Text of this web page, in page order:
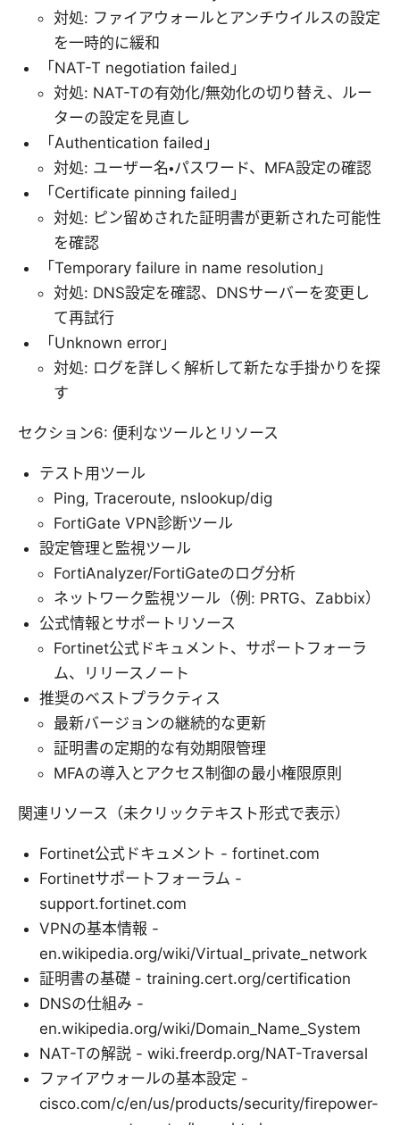
対処: ファイアウォールとアンチウイルスの設定
を一時的に緩和
「NAT-T negotiation failed」
対処: NAT-Tの有効化/無効化の切り替え、ルー
ターの設定を見直し
「Authentication failed」
対処: ユーザー名・パスワード、MFA設定の確認
「Certificate pinning failed」
対処: ピン留めされた証明書が更新された可能性
を確認
「Temporary failure in name resolution」
対処: DNS設定を確認、DNSサーバーを変更し
て再試行
「Unknown error」
対処: ログを詳しく解析して新たな手掛かりを探
す
セクション6: 便利なツールとリソース
テスト用ツール
Ping, Traceroute, nslookup/dig
FortiGate VPN診断ツール
設定管理と監視ツール
FortiAnalyzer/FortiGateのログ分析
ネットワーク監視ツール（例: PRTG、Zabbix）
公式情報とサポートリソース
Fortinet公式ドキュメント、サポートフォーラ
ム、リリースノート
推奨のベストプラクティス
最新バージョンの継続的な更新
証明書の定期的な有効期限管理
MFAの導入とアクセス制御の最小権限原則
関連リソース（未クリックテキスト形式で表示）
Fortinet公式ドキュメント - fortinet.com
Fortinetサポートフォーラム -
support.fortinet.com
VPNの基本情報 -
en.wikipedia.org/wiki/Virtual_private_network
証明書の基礎 - training.cert.org/certification
DNSの仕組み -
en.wikipedia.org/wiki/Domain_Name_System
NAT-Tの解説 - wiki.freerdp.org/NAT-Traversal
ファイアウォールの基本設定 -
cisco.com/c/en/us/products/security/firepower-